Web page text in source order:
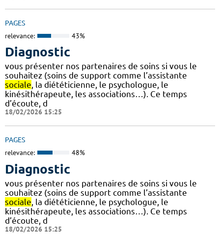
PAGES
relevance: 43%
Diagnostic
vous présenter nos partenaires de soins si vous le
souhaitez (soins de support comme l’assistante
sociale, la diététicienne, le psychologue, le
kinésithérapeute, les associations…). Ce temps
d’écoute, d
18/02/2026 15:25
PAGES
relevance: 48%
Diagnostic
vous présenter nos partenaires de soins si vous le
souhaitez (soins de support comme l’assistante
sociale , la diététicienne, le psychologue, le
kinésithérapeute, les associations…). Ce temps
d’écoute, d
18/02/2026 15:25